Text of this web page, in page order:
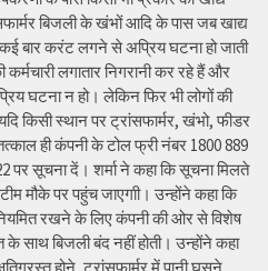
बिजली के खंभों आदि के पास जब खाद्य
बार करंट लगने से अप्रिय घटना हो जाती
लगातार निगरानी कर रहे हैं और
घटना न हो। लेकिन फिर भी लोगों की
किसी स्थान पर ट्रांसफार्मर, खंभो, फीडर
ही कंपनी के टोल फ्री नंबर 1800 889
पर सूचना दें। शर्मा ने कहा कि सूचना मिलते
मौके पर पहुंच जाएगाी। उन्होंने कहा कि
रखने के लिए कंपनी की ओर से विशेष
साथ बिजली बंद नहीं होती। उन्होंने कहा